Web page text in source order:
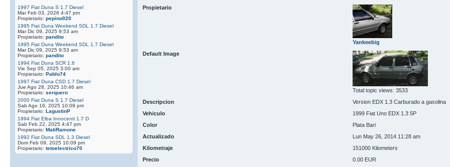
1997 Fiat Duna S 1.7 Diesel
Mar Feb 03, 2026 4:47 pm
Propietario: pepino020
1995 Fiat Duna Weekend SDL 1.7 Diesel
Mar Dic 09, 2025 9:53 am
Propietario: pandito
1995 Fiat Duna Weekend SDL 1.7 Diesel
Mar Dic 09, 2025 9:53 am
Propietario: pandito
1994 Fiat Duna SCR 1.6
Vie Sep 05, 2025 3:00 am
Propietario: Pablo74
1997 Fiat Duna CSD 1.7 Diesel
Jue Ago 28, 2025 10:46 am
Propietario: serquero
2000 Fiat Duna S 1.7 Diesel
Sab Ago 16, 2025 10:09 pm
Propietario: LagustinP
1994 Fiat Elba Innocenti 1.7 D
Sab Feb 22, 2025 4:47 pm
Propietario: MatiRamone
1992 Fiat Duna SDL 1.3 Diesel
Dom Feb 09, 2025 10:09 pm
Propietario: tetoelectrico70
Propietario
Yankeebig
Default Image
Total topic views: 3533
Descripcion
Version EDX 1.3 Carburado a gasolina
Vehiculo
1999 Fiat Uno EDX 1.3 5P
Color
Plata Bari
Actualizado
Lun May 26, 2014 11:28 am
Kilometraje
151000 Kilometers
Precio
0.00 EUR